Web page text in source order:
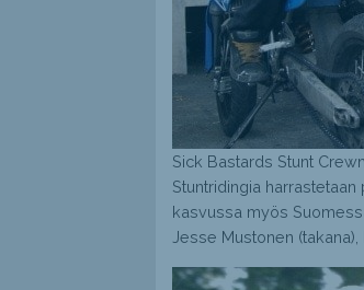
Sick Bastards Stunt
Stuntridingia
kasvussa myös
Jesse Mustonen